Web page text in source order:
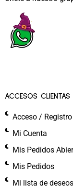
ACCESOS CLIENTAS
Acceso / Registro
Mi Cuenta
Mis Pedidos
Mis Pedidos
Mi lista de deseos